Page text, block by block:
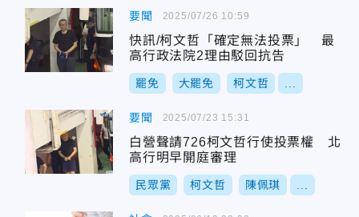
要聞
快訊/柯文哲「確定無法投票」 最
高行政法院2理由駁回抗告
罷免 大罷免 柯文哲
2025/07/26 10:59
要聞
白營聲請726柯文哲行使投票權 北
高行明早開庭審理
民眾黨 柯文哲 陳佩琪
2025/07/23 15:31